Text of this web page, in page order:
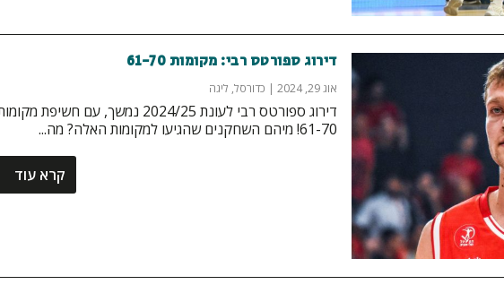
דירוג ספורטס רבי: מקומות 61-70
אוג 29, 2024 כדורסל, ליגה
דירוג ספורטס רבי לעונת 2024/25 נמשך, עם חשיפת
61-70! מיהם השחקנים שהגיעו למקומות האלה? מה...
קרא עוד